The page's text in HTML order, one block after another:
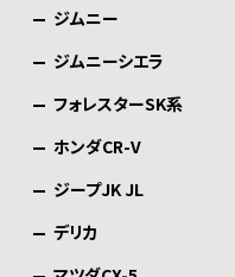
ジムニー
ジムニーシエラ
フォレスターSK系
ホンダCR-V
ジープJK JL
デリカ